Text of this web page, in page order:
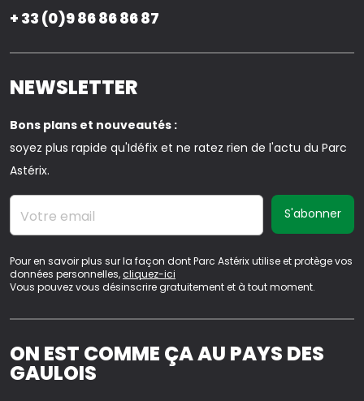
+ 33 (0)9 86 86 86 87
ON EST COMME ÇA AU PAYS DES
GAULOIS
NEWSLETTER
Bons plans et nouveautés :
soyez plus rapide qu'Idéfix et ne ratez rien de l'actu du Parc
Astérix.
Votre email
Pour en savoir plus sur la façon dont Parc Astérix utilise et protège vos
données personnelles,cliquez-ici
Vous pouvez vous désinscrire gratuitement et à tout moment.